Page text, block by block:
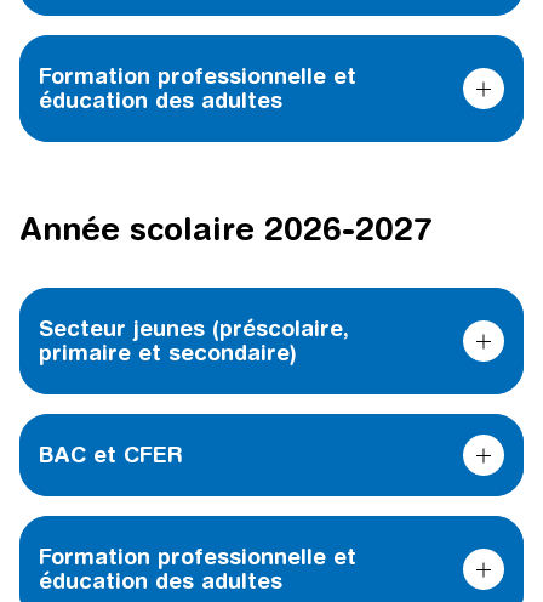
Formation professionnelle et
éducation des adultes
Année scolaire 2026-2027
Secteur jeunes (préscolaire,
primaire et secondaire)
BAC et CFER
Formation professionnelle et
éducation des adultes